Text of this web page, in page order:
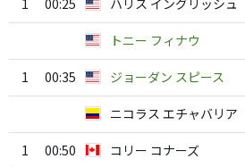
1 00:25 ハリス イングリッシュ
トニー フィナウ
1 00:35 ジョーダン スピース
ニコラス エチャバリア
1 00:50 コリー コナーズ